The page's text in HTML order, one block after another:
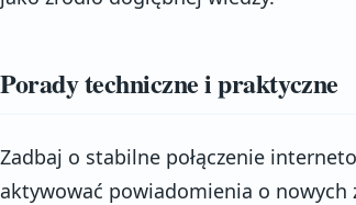
Porady techniczne i praktyczne
Zadbaj o stabilne połączenie
aktywować powiadomienia o nowych